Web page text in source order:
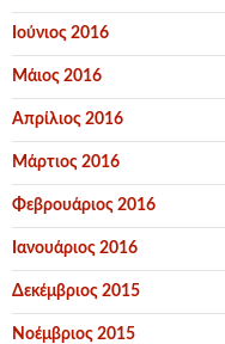
Ιούνιος 2016
Μάιος 2016
Απρίλιος 2016
Μάρτιος 2016
Φεβρουάριος 2016
Ιανουάριος 2016
Δεκέμβριος 2015
Νοέμβριος 2015